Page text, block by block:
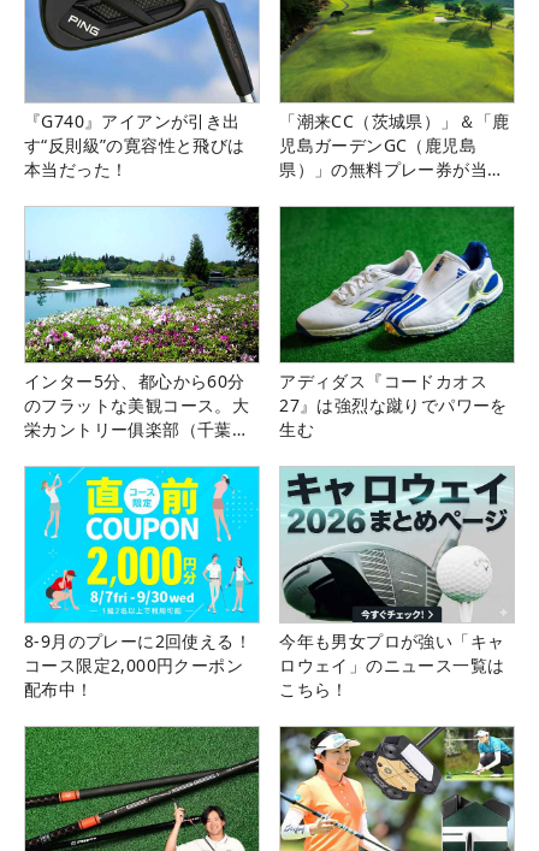
『G740』アイアンが引き出
す“反則級”の寛容性と飛びは
本当だった！
「潮来CC（茨城県）」＆「鹿
児島ガーデンGC（鹿児島
県）」の無料プレー券が当た
インター5分、都心から60分
のフラットな美観コース。大
栄カントリー俱楽部（千葉
アディダス『コードカオス
27』は強烈な蹴りでパワーを
生む
8-9月のプレーに2回使える！
コース限定2,000円クーポン
配布中！
今年も男女プロが強い「キャ
ロウェイ」のニュース一覧は
こちら！